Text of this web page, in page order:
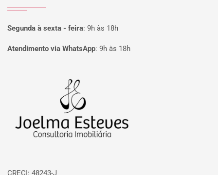
Segunda à sexta - feira: 9h às 18h
Atendimento via WhatsApp: 9h às 18h
CRECI: 48243-J